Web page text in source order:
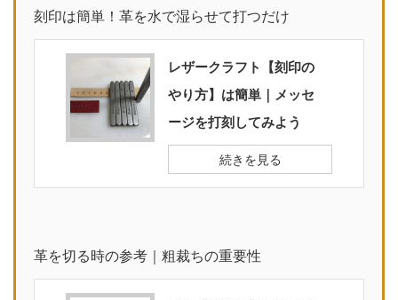
刻印は簡単！革を水で湿らせて打つだけ
レザークラフト【刻印の
やり方】は簡単｜メッセ
ージを打刻してみよう
続きを見る
革を切る時の参考｜粗裁ちの重要性